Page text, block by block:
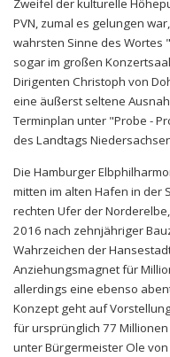
Zweifel der kulturelle
PVN, zumal es gelungen
wahrsten Sinne des Wortes
sogar im großen
Dirigenten Christoph von
eine äußerst seltene
Terminplan unter "Probe -
des Landtags
Die Hamburger
mitten im alten Hafen in der
rechten Ufer der
2016 nach zehnjähriger
Wahrzeichen der
Anziehungsmagnet für
allerdings eine ebenso
Konzept geht auf
für ursprünglich 77
unter Bürgermeister Ole